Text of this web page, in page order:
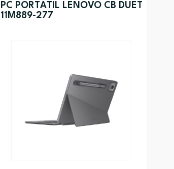
PC PORTÁTIL LENOVO CB DUET
11M889-277